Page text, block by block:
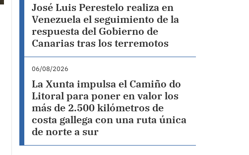
José Luis Perestelo realiza en
Venezuela el seguimiento de la
respuesta del Gobierno de
Canarias tras los terremotos
06/08/2026
La Xunta impulsa el Camiño do
Litoral para poner en valor los
más de 2.500 kilómetros de
costa gallega con una ruta única
de norte a sur